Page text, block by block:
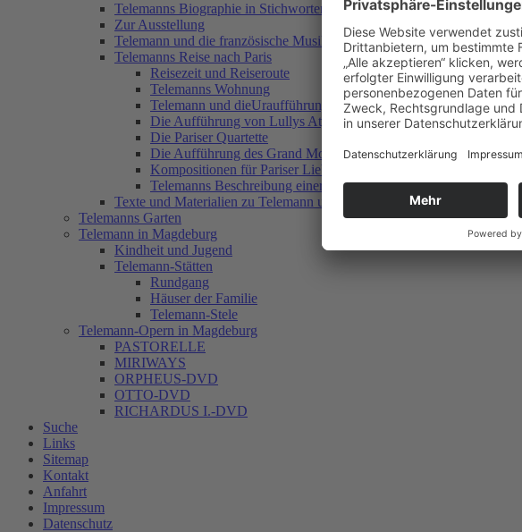
Telemanns Biographie in Stichworten
Zur Ausstellung
Telemann und die französische Musik
Telemanns Reise nach Paris
Reisezeit und Reiseroute
Telemanns Wohnung
Telemann und dieUraufführung von Rameaus Castor et Pollux
Die Aufführung von Lullys Atys
Die Pariser Quartette
Die Aufführung des Grand Motet (71. Psalm) im Concert spirituel
Kompositionen für Pariser Liebhaber
Telemanns Beschreibung einer Augenorgel
Texte und Materialien zu Telemann und Frankreich
Telemanns Garten
Telemann in Magdeburg
Kindheit und Jugend
Telemann-Stätten
Rundgang
Häuser der Familie
Telemann-Stele
Telemann-Opern in Magdeburg
PASTORELLE
MIRIWAYS
ORPHEUS-DVD
OTTO-DVD
RICHARDUS I.-DVD
Suche
Links
Sitemap
Kontakt
Anfahrt
Impressum
Datenschutz